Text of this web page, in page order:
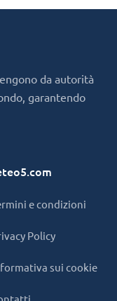
da autorità
garantendo
e condizioni
Policy
sui cookie